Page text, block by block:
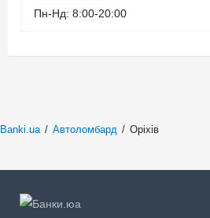
Пн-Нд: 8:00-20:00
Banki.ua / Автоломбард / Оріхів